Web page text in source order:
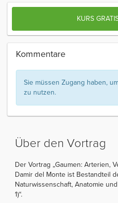
KURS
Kommentare
Sie müssen Zugang haben,
zu nutzen.
Über den Vortrag
Der Vortrag „Gaumen: Arterien,
Damir del Monte ist Bestandteil
Naturwissenschaft, Anatomie
1)“.